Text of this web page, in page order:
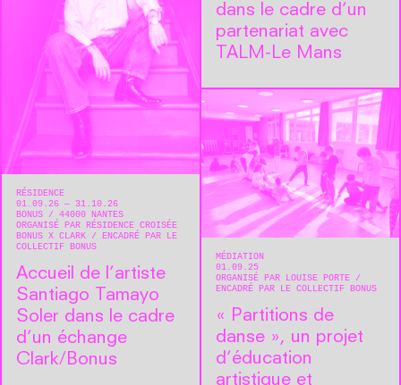
dans le cadre d’un
partenariat avec
TALM-Le Mans
RÉSIDENCE
01.09.26 — 31.10.26
BONUS
44000 NANTES
ORGANISÉ PAR RÉSIDENCE CROISÉE
BONUS X CLARK
ENCADRÉ PAR LE
COLLECTIF BONUS
Accueil de l’artiste
Santiago Tamayo
Soler dans le cadre
d’un échange
Clark/Bonus
MÉDIATION
01.09.25
ORGANISÉ PAR LOUISE PORTE
ENCADRÉ PAR LE COLLECTIF BONUS
« Partitions de
danse », un projet
d’éducation
artistique et